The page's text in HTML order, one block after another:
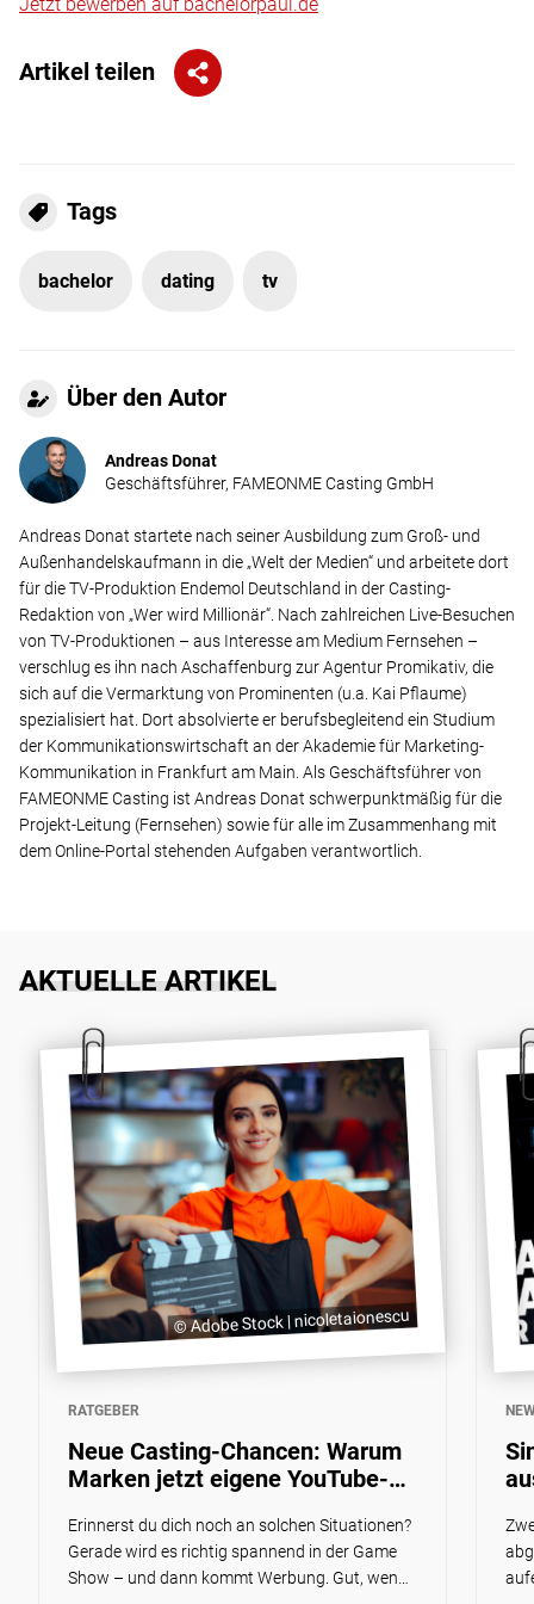
Artikel teilen
Tags
bachelor dating tv
Über den Autor
Andreas Donat
Geschäftsführer, FAMEONME Casting GmbH
Andreas Donat startete nach seiner Ausbildung zum Groß- und
Außenhandelskaufmann in die „Welt der Medien“ und arbeitete dort
für die TV-Produktion Endemol Deutschland in der Casting-
Redaktion von „Wer wird Millionär“. Nach zahlreichen Live-Besuchen
von TV-Produktionen – aus Interesse am Medium Fernsehen –
verschlug es ihn nach Aschaffenburg zur Agentur Promikativ, die
sich auf die Vermarktung von Prominenten (u.a. Kai Pflaume)
spezialisiert hat. Dort absolvierte er berufsbegleitend ein Studium
der Kommunikationswirtschaft an der Akademie für Marketing-
Kommunikation in Frankfurt am Main. Als Geschäftsführer von
FAMEONME Casting ist Andreas Donat schwerpunktmäßig für die
Projekt-Leitung (Fernsehen) sowie für alle im Zusammenhang mit
dem Online-Portal stehenden Aufgaben verantwortlich.
AKTUELLE ARTIKEL
© Adobe Stock | nicoletaionescu
RATGEBER
Neue Casting-Chancen: Warum
Marken jetzt eigene YouTube-
mitmachen kannst
Erinnerst du dich noch an solchen Situationen?
Gerade wird es richtig spannend in der Game
Show – und dann kommt Werbung. Gut, wenn